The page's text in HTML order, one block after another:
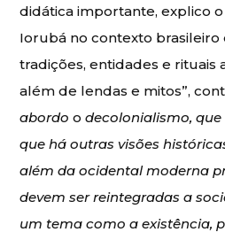
didática importante, explico
Iorubá no contexto brasileiro
tradições, entidades e rituais
além de lendas e mitos”,
abordo o decolonialismo,
que há outras visões
além da ocidental moderna
devem ser reintegradas a
um tema como a existência,